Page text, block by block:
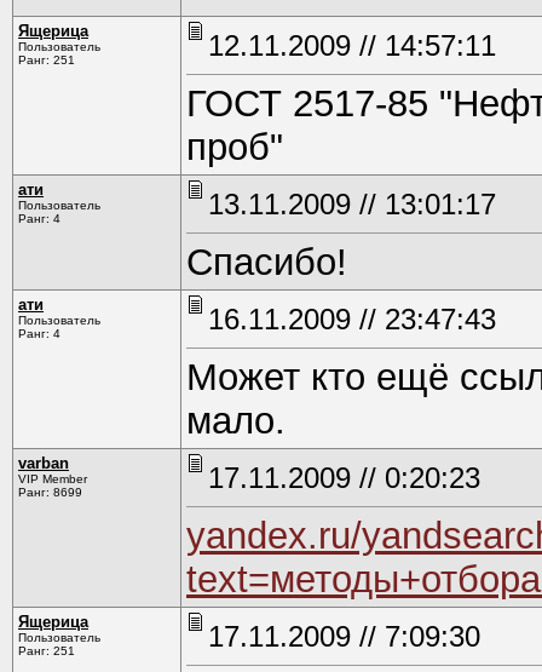
Ящерица
Пользователь
Ранг: 251
12.11.2009 // 14:57:11
ГОСТ 2517-85
проб"
ати
Пользователь
Ранг: 4
13.11.2009 // 13:01:17
Спасибо!
ати
Пользователь
Ранг: 4
16.11.2009 // 23:47:43
Может кто ещё
мало.
varban
VIP Member
Ранг: 8699
17.11.2009 // 0:20:23
yandex.ru/
Ящерица
Пользователь
Ранг: 251
17.11.2009 // 7:09:30